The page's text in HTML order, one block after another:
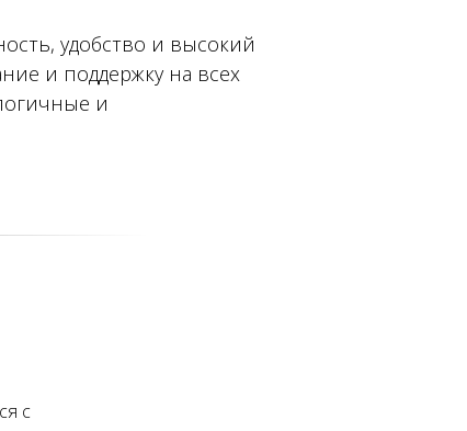
удобство и высокий
и поддержку на всех
и
с